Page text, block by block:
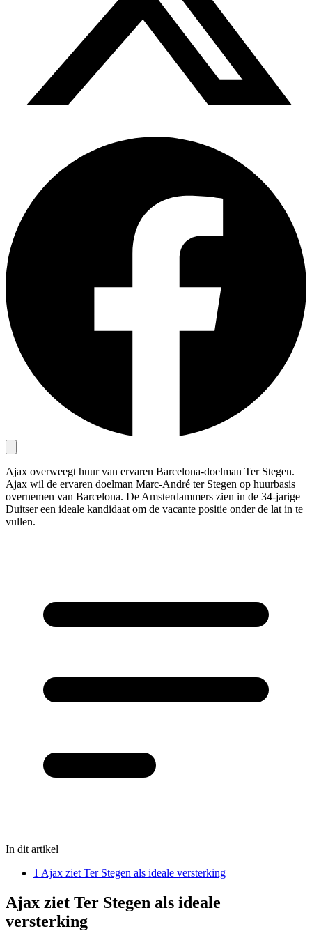
Ajax overweegt huur van ervaren Barcelona-doelman Ter Stegen.
Ajax wil de ervaren doelman Marc-André ter Stegen op huurbasis
overnemen van Barcelona. De Amsterdammers zien in de 34-jarige
Duitser een ideale kandidaat om de vacante positie onder de lat in te
vullen.
In dit artikel
1 Ajax ziet Ter Stegen als ideale versterking
Ajax ziet Ter Stegen als ideale
versterking